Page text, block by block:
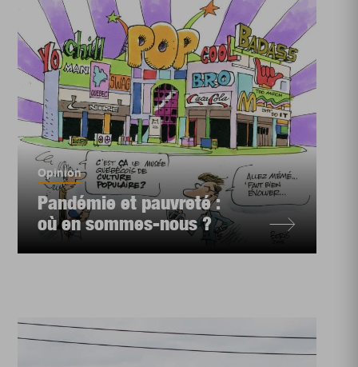
Opinion
Pandémie et pauvreté :
où en sommes-nous ?